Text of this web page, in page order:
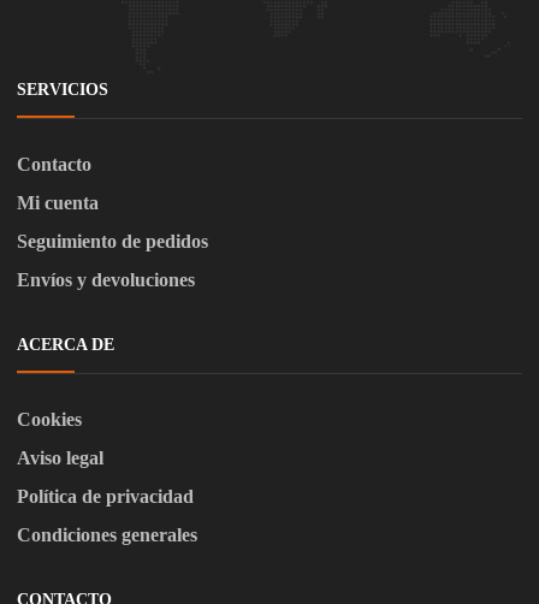
SERVICIOS
Contacto
Mi cuenta
Seguimiento de pedidos
Envíos y devoluciones
ACERCA DE
Cookies
Aviso legal
Política de privacidad
Condiciones generales
CONTACTO